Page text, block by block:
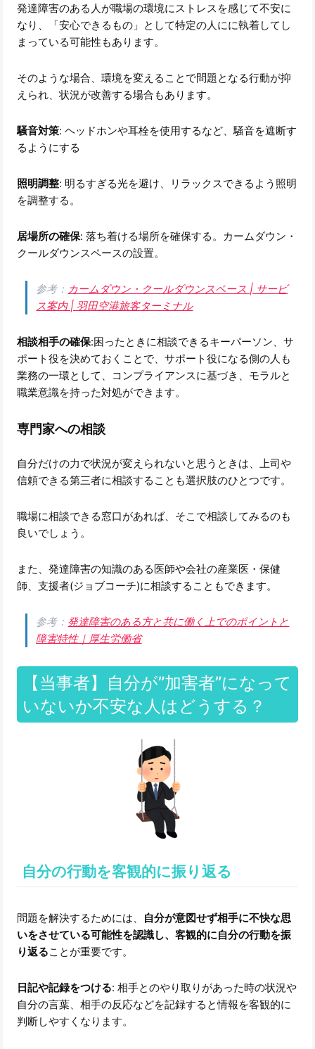
発達障害のある人が職場の環境にストレスを感じて不安に
なり、「安心できるもの」として特定の人にに執着してし
まっている可能性もあります。
そのような場合、環境を変えることで問題となる行動が抑
えられ、状況が改善する場合もあります。
騒音対策: ヘッドホンや耳栓を使用するなど、騒音を遮断す
るようにする
照明調整: 明るすぎる光を避け、リラックスできるよう照明
を調整する。
居場所の確保: 落ち着ける場所を確保する。カームダウン・
クールダウンスペースの設置。
参考： カームダウン・クールダウンスペース | サービ
ス案内 | 羽田空港旅客ターミナル
相談相手の確保:困ったときに相談できるキーパーソン、サ
ポート役を決めておくことで、サポート役になる側の人も
業務の一環として、コンプライアンスに基づき、モラルと
職業意識を持った対処ができます。
専門家への相談
自分だけの力で状況が変えられないと思うときは、上司や
信頼できる第三者に相談することも選択肢のひとつです。
職場に相談できる窓口があれば、そこで相談してみるのも
良いでしょう。
また、発達障害の知識のある医師や会社の産業医・保健
師、支援者(ジョブコーチ)に相談することもできます。
参考： 発達障害のある方と共に働く上でのポイントと
障害特性｜厚生労働省
【当事者】自分が”加害者”になって
いないか不安な人はどうする？
自分の行動を客観的に振り返る
問題を解決するためには、 自分が意図せず相手に不快な思
いをさせている可能性を認識し、客観的に自分の行動を振
り返ることが重要です。
日記や記録をつける: 相手とのやり取りがあった時の状況や
自分の言葉、相手の反応などを記録すると情報を客観的に
判断しやすくなります。